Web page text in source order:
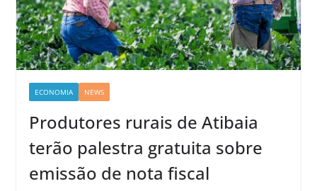
ECONOMIA NEWS
Produtores rurais de Atibaia
terão palestra gratuita sobre
emissão de nota fiscal